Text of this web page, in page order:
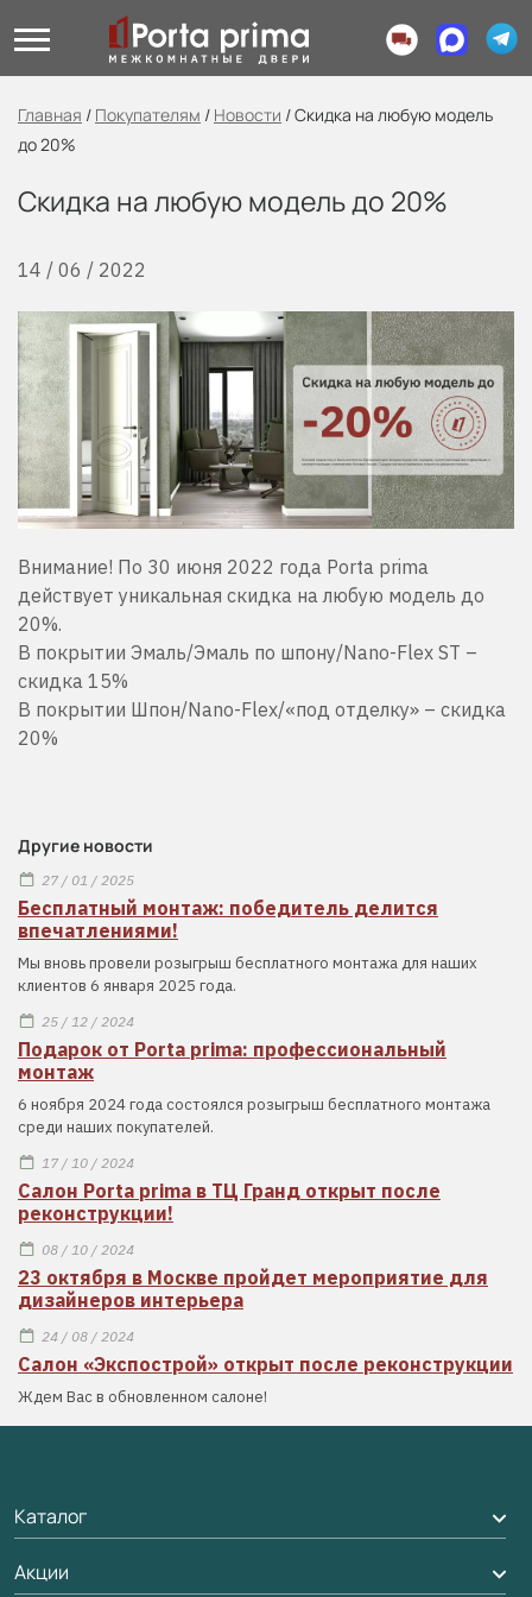
Главная / Покупателям / Новости /Скидка на любую модель
до 20%
Скидка на любую модель до 20%
14 / 06 / 2022
Внимание! По 30 июня 2022 года Porta prima
действует уникальная скидка на любую модель до
20%.
В покрытии Эмаль/Эмаль по шпону/Nano-Flex ST –
скидка 15%
В покрытии Шпон/Nano-Flex/«под отделку» – скидка
20%
Другие новости
27 / 01 / 2025
Бесплатный монтаж: победитель делится
впечатлениями!
Мы вновь провели розыгрыш бесплатного монтажа для наших
клиентов 6 января 2025 года.
25 / 12 / 2024
Подарок от Porta prima: профессиональный
монтаж
6 ноября 2024 года состоялся розыгрыш бесплатного монтажа
среди наших покупателей.
17 / 10 / 2024
Салон Porta prima в ТЦ Гранд открыт после
реконструкции!
08 / 10 / 2024
23 октября в Москве пройдет мероприятие для
дизайнеров интерьера
24 / 08 / 2024
Салон «Экспострой» открыт после реконструкции
Ждем Вас в обновленном салоне!
Каталог
Межкомнатные двери
Акции